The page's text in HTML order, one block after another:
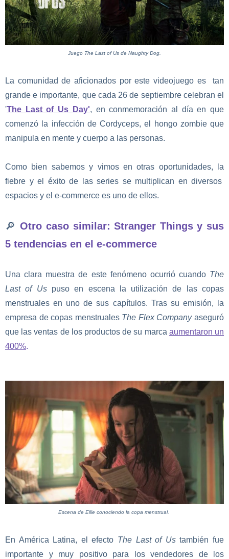
Juego The Last of Us de Naughty Dog.
La comunidad de aficionados por este videojuego es tan
grande e importante, que cada 26 de septiembre celebran el
'The Last of Us Day', en conmemoración al día en que
comenzó la infección de Cordyceps, el hongo zombie que
manipula en mente y cuerpo a las personas.
Como bien sabemos y vimos en otras oportunidades, la
fiebre y el éxito de las series se multiplican en diversos
espacios y el e-commerce es uno de ellos.
🔎Otro caso similar: Stranger Things y sus
5 tendencias en el e-commerce
Una clara muestra de este fenómeno ocurrió cuando The
Last of Uspuso en escena la utilización de las copas
menstruales en uno de sus capítulos. Tras su emisión, la
empresa de copas menstruales The Flex Companyaseguró
que las ventas de los productos de su marca aumentaron un
400%.
Escena de Ellie conociendo la copa menstrual.
En América Latina, el efecto The Last of Ustambién fue
importante y muy positivo para los vendedores de los